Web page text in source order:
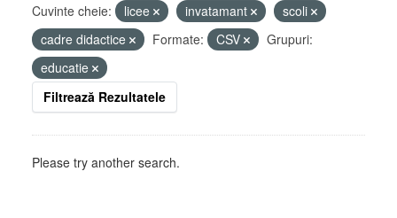
Cuvinte cheie: licee invatamant
scoli
cadre didactice
Formate: CSV
Grupuri:
educatie
Filtrează Rezultatele
Please try another search.